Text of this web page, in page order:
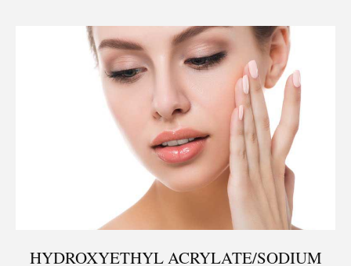
HYDROXYETHYL ACRYLATE/SODIUM